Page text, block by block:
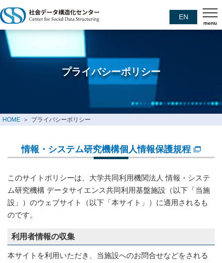
EN
プライバシーポリシー
HOME プライバシーポリシー
情報・システム研究機構個人情報保護規程
このサイトポリシーは、大学共同利用機関法人 情報・システ
ム研究機構 データサイエンス共同利用基盤施設（以下「当施
設」）のウェブサイト（以下「本サイト」）に適用されるも
のです。
利用者情報の収集
本サイトを利用いただき、当施設へのお問合せなどをされる